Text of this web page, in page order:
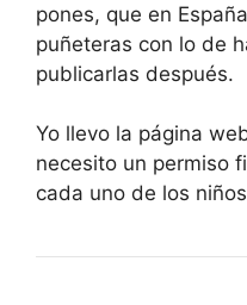
pones, que en
puñeteras con lo de
publicarlas después.
Yo llevo la página
necesito un permiso
cada uno de los